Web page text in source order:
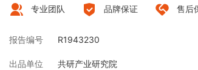
专业团队 品牌保证 售后
报告编号 R1943230
出品单位 共研产业研究院